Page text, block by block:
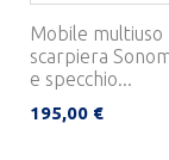
Mobile multiuso
scarpiera
e specchio...
195,00 €